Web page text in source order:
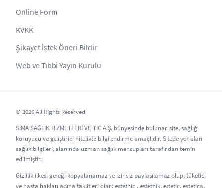
Online Form
KVKK
Şikayet İstek Öneri Bildir
Web ve Tıbbi Yayın Kurulu
© 2026 All Rights Reserved
SİMA SAĞLIK HİZMETLERİ VE TİC.A.Ş. bünyesinde bulunan site, sağlığı
koruyucu ve geliştirici nitelikte bilgilendirme amaçlıdır. Sitede yer alan
sağlık bilgileri, alanında uzman sağlık mensupları tarafından temin
edilmiştir.
Gizlilik ilkesi gereği kopyalanamaz ve izinsiz paylaşılamaz olup, tüketici
ve hasta hakları adına taklitleri olan; estethic , estethik, estetic, estetica,